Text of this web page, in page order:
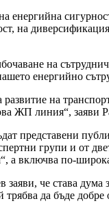
енергийна
на
на
енергийно
развитие на
ЖП линия“, заяви
представени
групи и от
а включва по-
че става
да бъде